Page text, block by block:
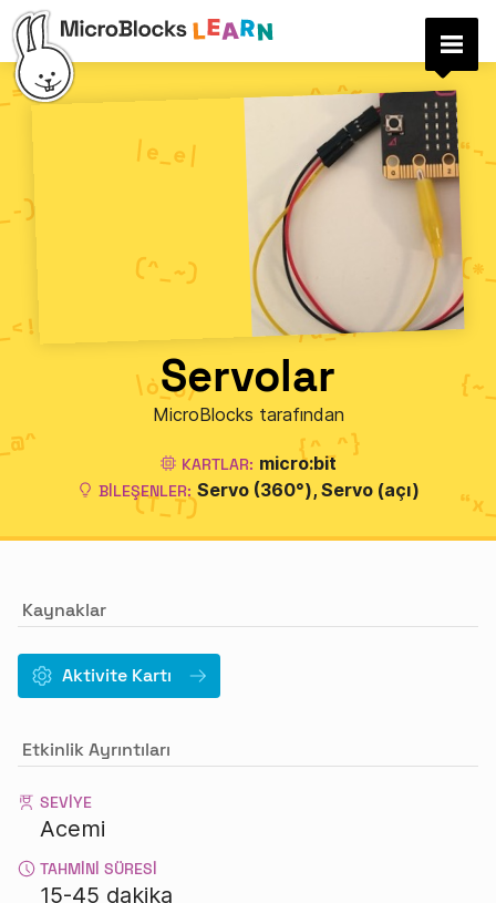
Servolar
MicroBlocks tarafından
KARTLAR: micro:bit
BILEŞENLER: Servo (360°) Servo (açı)
Kaynaklar
Aktivite Kartı
Etkinlik Ayrıntıları
SEVIYE
Acemi
TAHMINI SÜRESI
15-45 dakika